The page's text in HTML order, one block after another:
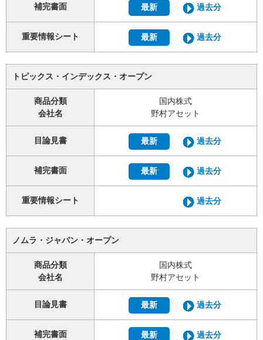
補完書面 最新 過去分
重要情報シート 最新 過去分
トピックス・インデックス・オープン
商品分類
会社名
国内株式
野村アセット
目論見書 最新 過去分
補完書面 最新 過去分
重要情報シート 過去分
ノムラ・ジャパン・オープン
商品分類
会社名
国内株式
野村アセット
目論見書 最新 過去分
補完書面 最新 過去分